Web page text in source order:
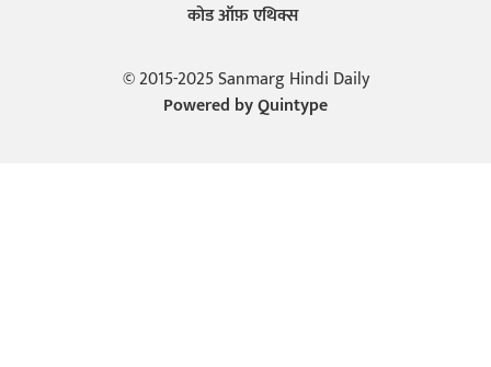
कोड ऑफ़ एथिक्स
© 2015-2025 Sanmarg Hindi Daily
Powered byQuintype